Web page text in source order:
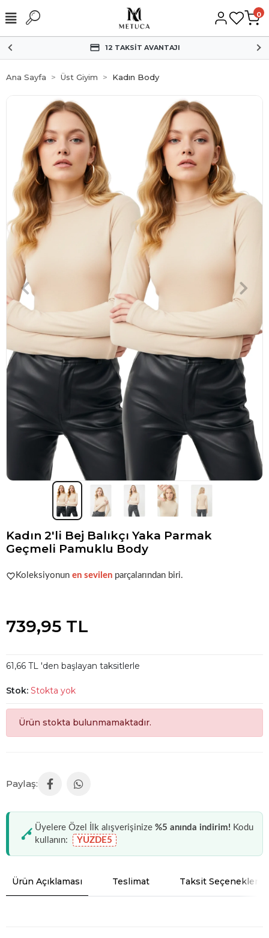
0
HIZLI KARGO
Ana Sayfa Üst Giyim Kadın Body
Kadın 2'li Bej Balıkçı Yaka Parmak
Geçmeli Pamuklu Body
Popüler seçim! Gardırobunuz için harika bir tercih.
Koleksiyonun en sevilen parçalarından biri.
739,95 TL
61,66 TL 'den başlayan taksitlerle
Stok: Stokta yok
Ürün stokta bulunmamaktadır.
Üyelere Özel İlk alışverişinize %5 anında indirim! Kodu
kullanın:
YUZDE5
Ürün Açıklaması Teslimat Taksit Seçenekleri